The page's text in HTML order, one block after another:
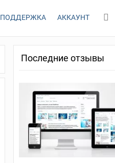
ПОДДЕРЖКА АККАУНТ
Последние отзывы